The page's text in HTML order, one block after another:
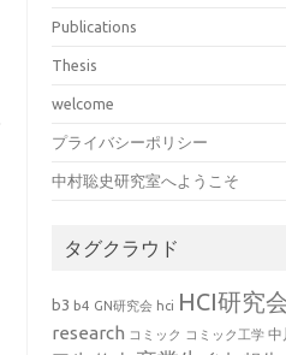
Publications
Thesis
welcome
プライバシーポリシー
中村聡史研究室へようこそ
タグクラウド
b3 b4 GN研究会 hci HCI研究
research コミック コミック工学 中